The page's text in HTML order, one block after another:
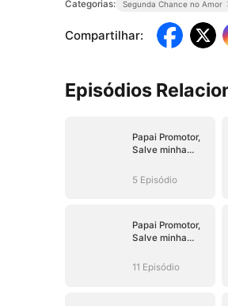
Categorias: Segunda Chance no Amor
Compartilhar:
Episódios
Papai Promotor,
Salve minha
5 Episódio
Papai Promotor,
Salve minha
11 Episódio